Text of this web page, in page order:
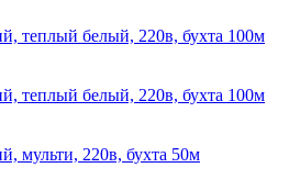
теплый белый, 220в, бухта 100м
теплый белый, 220в, бухта 100м
мульти, 220в, бухта 50м